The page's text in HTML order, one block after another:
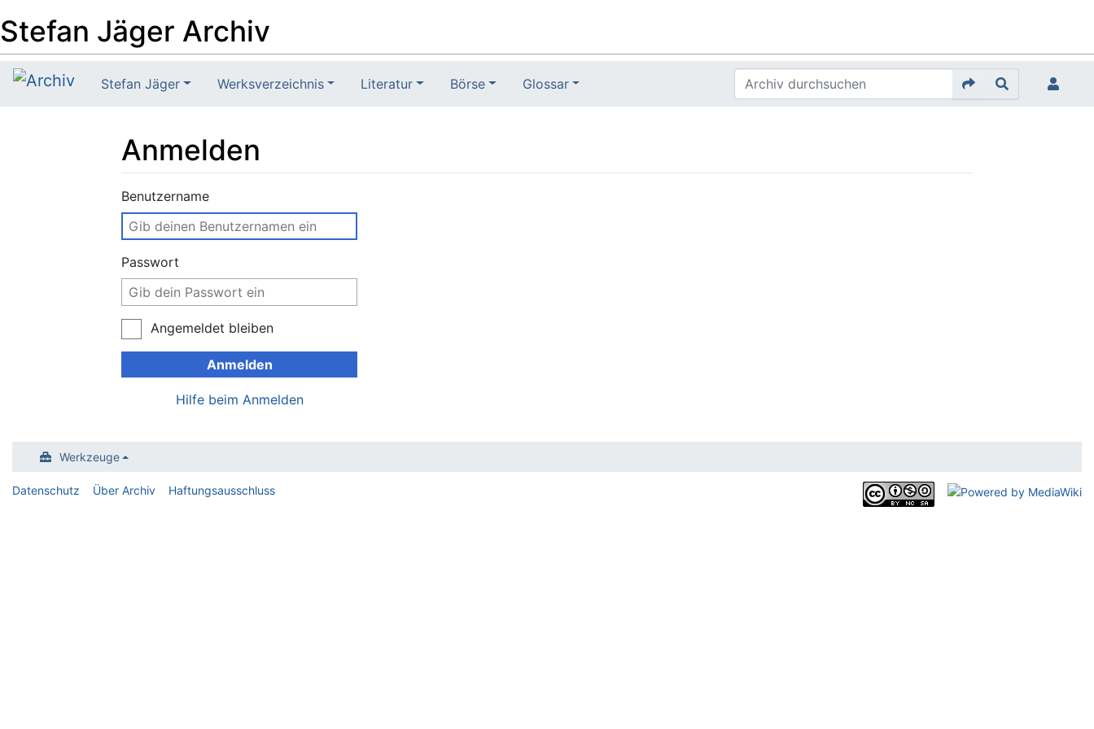
Stefan Jäger Archiv
Stefan Jäger Werksverzeichnis Literatur Börse Glossar
Anmelden
Wechseln zu:Navigation
Benutzername
Passwort
Angemeldet bleiben
Anmelden
Hilfe beim Anmelden
Werkzeuge
Datenschutz Über Archiv Haftungsausschluss